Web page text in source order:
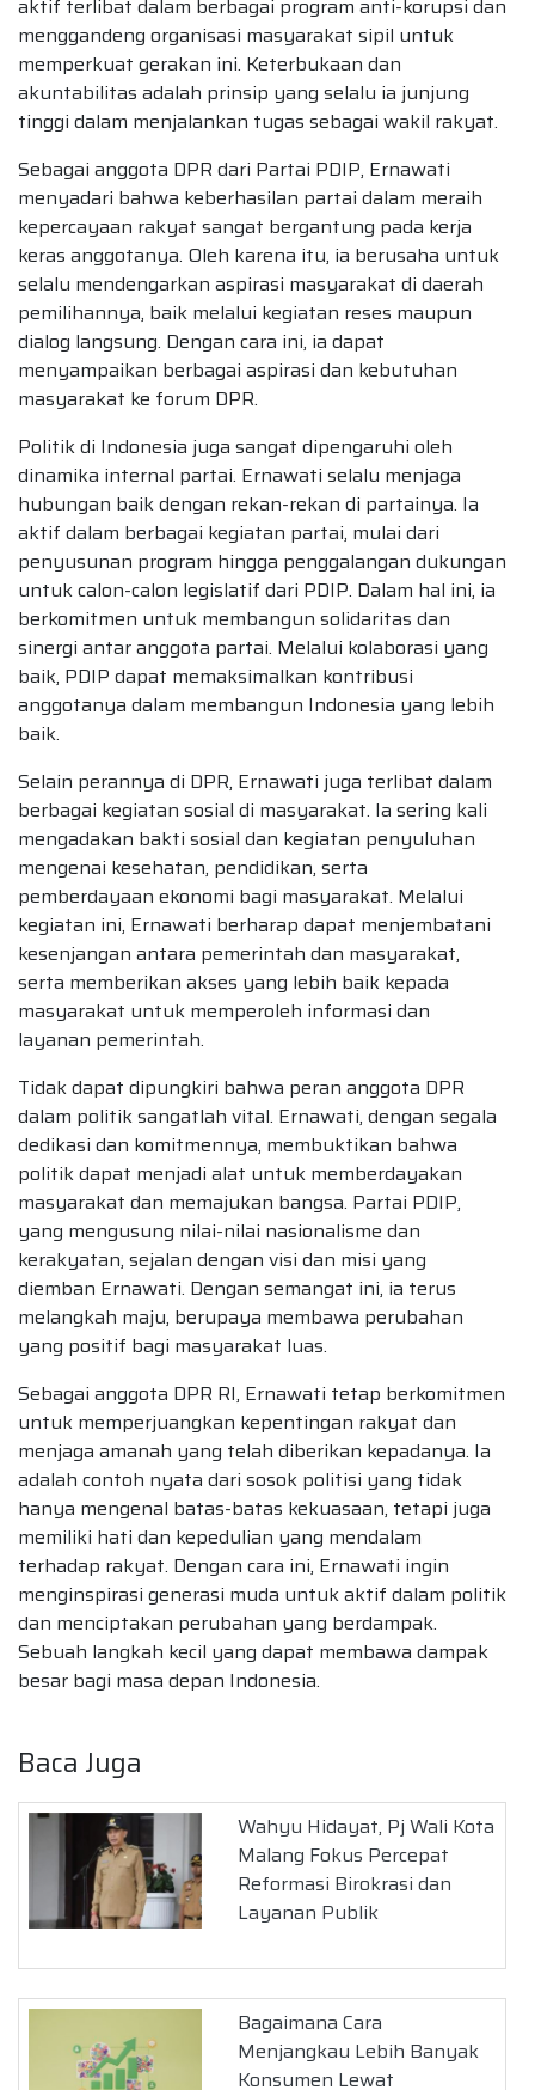
aktif terlibat dalam berbagai program anti-korupsi dan
menggandeng organisasi masyarakat sipil untuk
memperkuat gerakan ini. Keterbukaan dan
akuntabilitas adalah prinsip yang selalu ia junjung
tinggi dalam menjalankan tugas sebagai wakil rakyat.
Sebagai anggota DPR dari Partai PDIP, Ernawati
menyadari bahwa keberhasilan partai dalam meraih
kepercayaan rakyat sangat bergantung pada kerja
keras anggotanya. Oleh karena itu, ia berusaha untuk
selalu mendengarkan aspirasi masyarakat di daerah
pemilihannya, baik melalui kegiatan reses maupun
dialog langsung. Dengan cara ini, ia dapat
menyampaikan berbagai aspirasi dan kebutuhan
masyarakat ke forum DPR.
Politik di Indonesia juga sangat dipengaruhi oleh
dinamika internal partai. Ernawati selalu menjaga
hubungan baik dengan rekan-rekan di partainya. Ia
aktif dalam berbagai kegiatan partai, mulai dari
penyusunan program hingga penggalangan dukungan
untuk calon-calon legislatif dari PDIP. Dalam hal ini, ia
berkomitmen untuk membangun solidaritas dan
sinergi antar anggota partai. Melalui kolaborasi yang
baik, PDIP dapat memaksimalkan kontribusi
anggotanya dalam membangun Indonesia yang lebih
baik.
Selain perannya di DPR, Ernawati juga terlibat dalam
berbagai kegiatan sosial di masyarakat. Ia sering kali
mengadakan bakti sosial dan kegiatan penyuluhan
mengenai kesehatan, pendidikan, serta
pemberdayaan ekonomi bagi masyarakat. Melalui
kegiatan ini, Ernawati berharap dapat menjembatani
kesenjangan antara pemerintah dan masyarakat,
serta memberikan akses yang lebih baik kepada
masyarakat untuk memperoleh informasi dan
layanan pemerintah.
Tidak dapat dipungkiri bahwa peran anggota DPR
dalam politik sangatlah vital. Ernawati, dengan segala
dedikasi dan komitmennya, membuktikan bahwa
politik dapat menjadi alat untuk memberdayakan
masyarakat dan memajukan bangsa. Partai PDIP,
yang mengusung nilai-nilai nasionalisme dan
kerakyatan, sejalan dengan visi dan misi yang
diemban Ernawati. Dengan semangat ini, ia terus
melangkah maju, berupaya membawa perubahan
yang positif bagi masyarakat luas.
Sebagai anggota DPR RI, Ernawati tetap berkomitmen
untuk memperjuangkan kepentingan rakyat dan
menjaga amanah yang telah diberikan kepadanya. Ia
adalah contoh nyata dari sosok politisi yang tidak
hanya mengenal batas-batas kekuasaan, tetapi juga
memiliki hati dan kepedulian yang mendalam
terhadap rakyat. Dengan cara ini, Ernawati ingin
menginspirasi generasi muda untuk aktif dalam politik
dan menciptakan perubahan yang berdampak.
Sebuah langkah kecil yang dapat membawa dampak
besar bagi masa depan Indonesia.
Baca Juga
Wahyu Hidayat, Pj Wali Kota
Malang Fokus Percepat
Reformasi Birokrasi dan
Layanan Publik
Bagaimana Cara
Menjangkau Lebih Banyak
Konsumen Lewat